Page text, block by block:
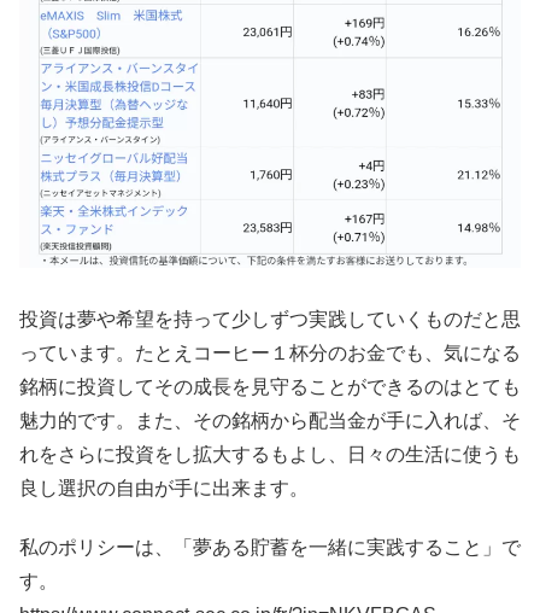
投資は夢や希望を持って少しずつ実践していくものだと思
っています。たとえコーヒー１杯分のお金でも、気になる
銘柄に投資してその成長を見守ることができるのはとても
魅力的です。また、その銘柄から配当金が手に入れば、そ
れをさらに投資をし拡大するもよし、日々の生活に使うも
良し選択の自由が手に出来ます。
私のポリシーは、「夢ある貯蓄を一緒に実践すること」で
す。